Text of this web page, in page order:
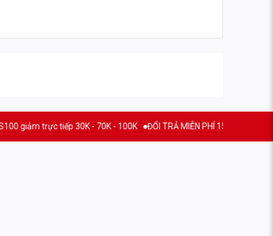
trực tiếp 30K - 70K - 100K ĐỔI TRẢ MIỄN PHÍ 15 NGÀY THƯƠNG